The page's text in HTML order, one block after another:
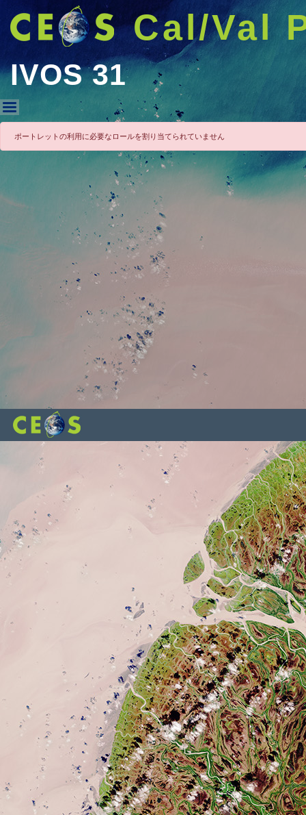
Cal/Val
IVOS 31
IVOS 31
ポートレットの利用に必要なロールを割り当てられていません